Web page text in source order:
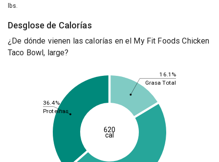
lbs.
Desglose de Calorías
¿De dónde vienen las calorías en el My Fit Foods Chicken
Taco Bowl, large?
16.1%
36.4%
Grasa Total
Proteínas
620
cal